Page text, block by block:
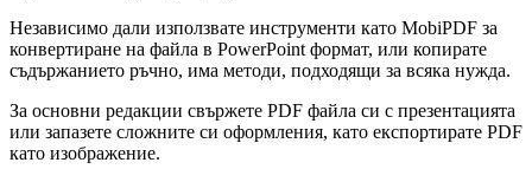
Независимо дали използвате инструменти като MobiPDF за
конвертиране на файла в PowerPoint формат, или копирате
съдържанието ръчно, има методи, подходящи за всяка нужда.
За основни редакции свържете PDF файла си с презентацията
или запазете сложните си оформления, като експортирате PDF
като изображение.